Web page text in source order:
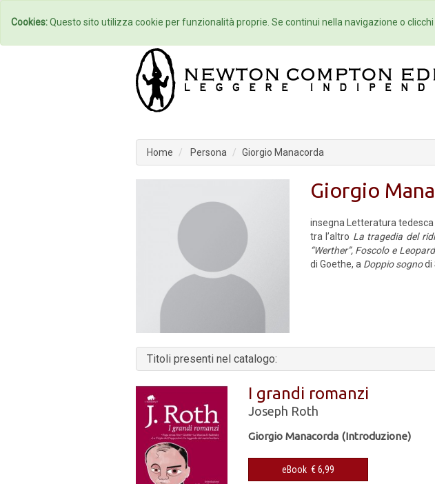
Home Autori Eventi
Home Persona Giorgio Manacorda
Giorgio
insegna Letteratura tedesca
tra l’altro La tragedia del
“Werther”, Foscolo e
di Goethe, a Doppio sognodi
Titoli presenti nel catalogo:
I grandi romanzi
Joseph Roth
Giorgio Manacorda (Introduzione)
eBook € 6,99
Cookies:Questo sito utilizza cookie per funzionalità proprie. Se continui nella navigazione o